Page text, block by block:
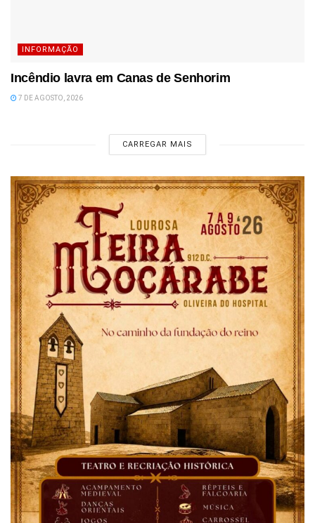
INFORMAÇÃO
Incêndio lavra em Canas de Senhorim
7 DE AGOSTO, 2026
CARREGAR MAIS